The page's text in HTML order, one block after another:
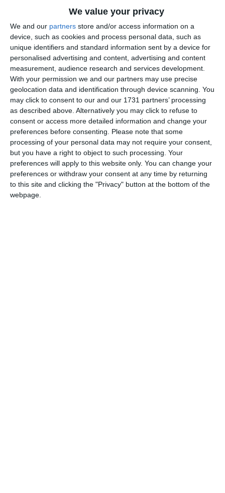
We value your privacy
We and our partners store and/or access information on a
device, such as cookies and process personal data, such as
unique identifiers and standard information sent by a device for
personalised advertising and content, advertising and content
measurement, audience research and services development.
With your permission we and our partners may use precise
geolocation data and identification through device scanning. You
may click to consent to our and our 1731 partners’ processing
as described above. Alternatively you may click to refuse to
consent or access more detailed information and change your
preferences before consenting.
Please note that some
processing of your personal data may not require your consent,
but you have a right to object to such processing. Your
preferences will apply to this website only. You can change your
preferences or withdraw your consent at any time by returning
to this site and clicking the "Privacy" button at the bottom of the
webpage.
1983 Ecluze Agigea
4200
1967 Bricul Mircea la Portsmouth